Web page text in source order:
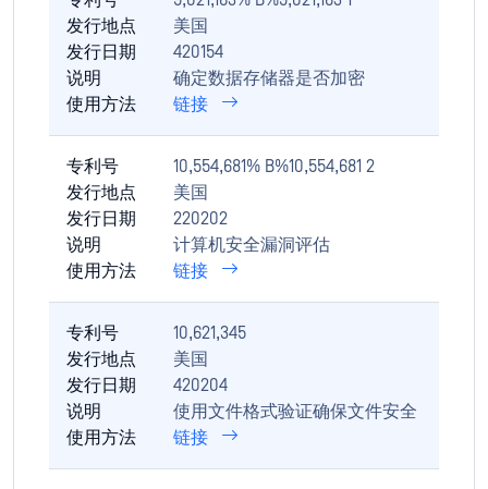
发行地点
美国
发行日期
420154
说明
确定数据存储器是否加密
使用方法
链接
专利号
10,554,681% B%10,554,681 2
发行地点
美国
发行日期
220202
说明
计算机安全漏洞评估
使用方法
链接
专利号
10,621,345
发行地点
美国
发行日期
420204
说明
使用文件格式验证确保文件安全
使用方法
链接